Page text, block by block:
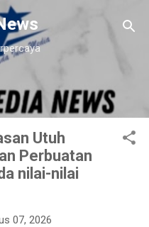
utama
Utuh
Perbuatan
nilai-nilai
07, 2026